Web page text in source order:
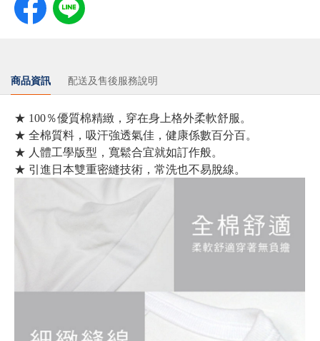
商品資訊 配送及售後服務說明
★ 100％優質棉精緻，穿在身上格外柔軟舒服。
★ 全棉質料，吸汗強透氣佳，健康係數百分百。
★ 人體工學版型，寬鬆合宜就如訂作般。
★ 引進日本雙重密縫技術，常洗也不易脫線。